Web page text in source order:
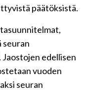
päätöksistä.
seuran
edellisen
vuoden
seuran